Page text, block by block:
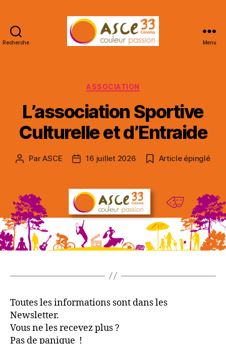
Recherche Menu
Catégories
ASSOCIATION
L’association Sportive
Culturelle et d’Entraide
Auteur
ParASCE
Date16 juillet 2026 Article épinglé
Toutes les informations sont dans les
Newsletter.
Vous ne les recevez plus ?
Pas de panique !